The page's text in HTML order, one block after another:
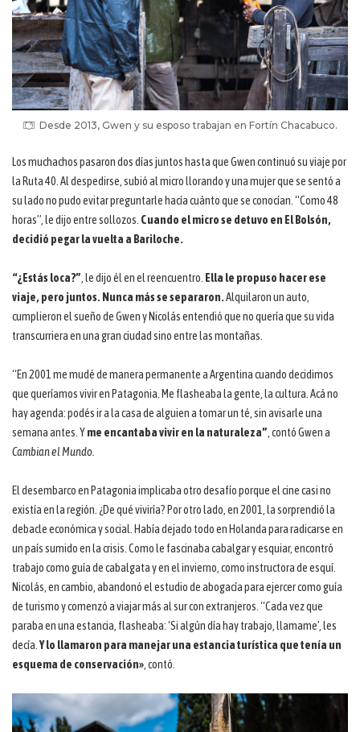
Desde 2013, Gwen y su esposo trabajan en Fortín Chacabuco.
Los muchachos pasaron dos días juntos hasta que Gwen continuó su viaje por
la Ruta 40. Al despedirse, subió al micro llorando y una mujer que se sentó a
su lado no pudo evitar preguntarle hacía cuánto que se conocían. “Como 48
horas”, le dijo entre sollozos. Cuando el micro se detuvo en El Bolsón,
decidió pegar la vuelta a Bariloche.
“¿Estás loca?” , le dijo él en el reencuentro. Ella le propuso hacer ese
viaje, pero juntos. Nunca más se separaron.Alquilaron un auto,
cumplieron el sueño de Gwen y Nicolás entendió que no quería que su vida
transcurriera en una gran ciudad sino entre las montañas.
“En 2001 me mudé de manera permanente a Argentina cuando decidimos
que queríamos vivir en Patagonia. Me flasheaba la gente, la cultura. Acá no
hay agenda: podés ir a la casa de alguien a tomar un té, sin avisarle una
semana antes. Yme encantaba vivir en la naturaleza” , contó Gwen a
Cambian el Mundo.
El desembarco en Patagonia implicaba otro desafío porque el cine casi no
existía en la región. ¿De qué viviría? Por otro lado, en 2001, la sorprendió la
debacle económica y social. Había dejado todo en Holanda para radicarse en
un país sumido en la crisis. Como le fascinaba cabalgar y esquiar, encontró
trabajo como guía de cabalgata y en el invierno, como instructora de esquí.
Nicolás, en cambio, abandonó el estudio de abogacía para ejercer como guía
de turismo y comenzó a viajar más al sur con extranjeros. “Cada vez que
paraba en una estancia, flasheaba: ‘Si algún día hay trabajo, llamame’, les
decía. Y lo llamaron para manejar una estancia turística que tenía un
esquema de conservación» , contó.